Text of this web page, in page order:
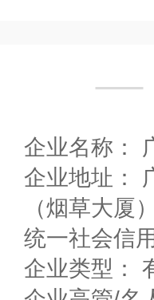
企业名称：
企业地址： 广东省 广州市 天河区 林和西横路186号
（烟草大厦）
统一社会信
企业类型：